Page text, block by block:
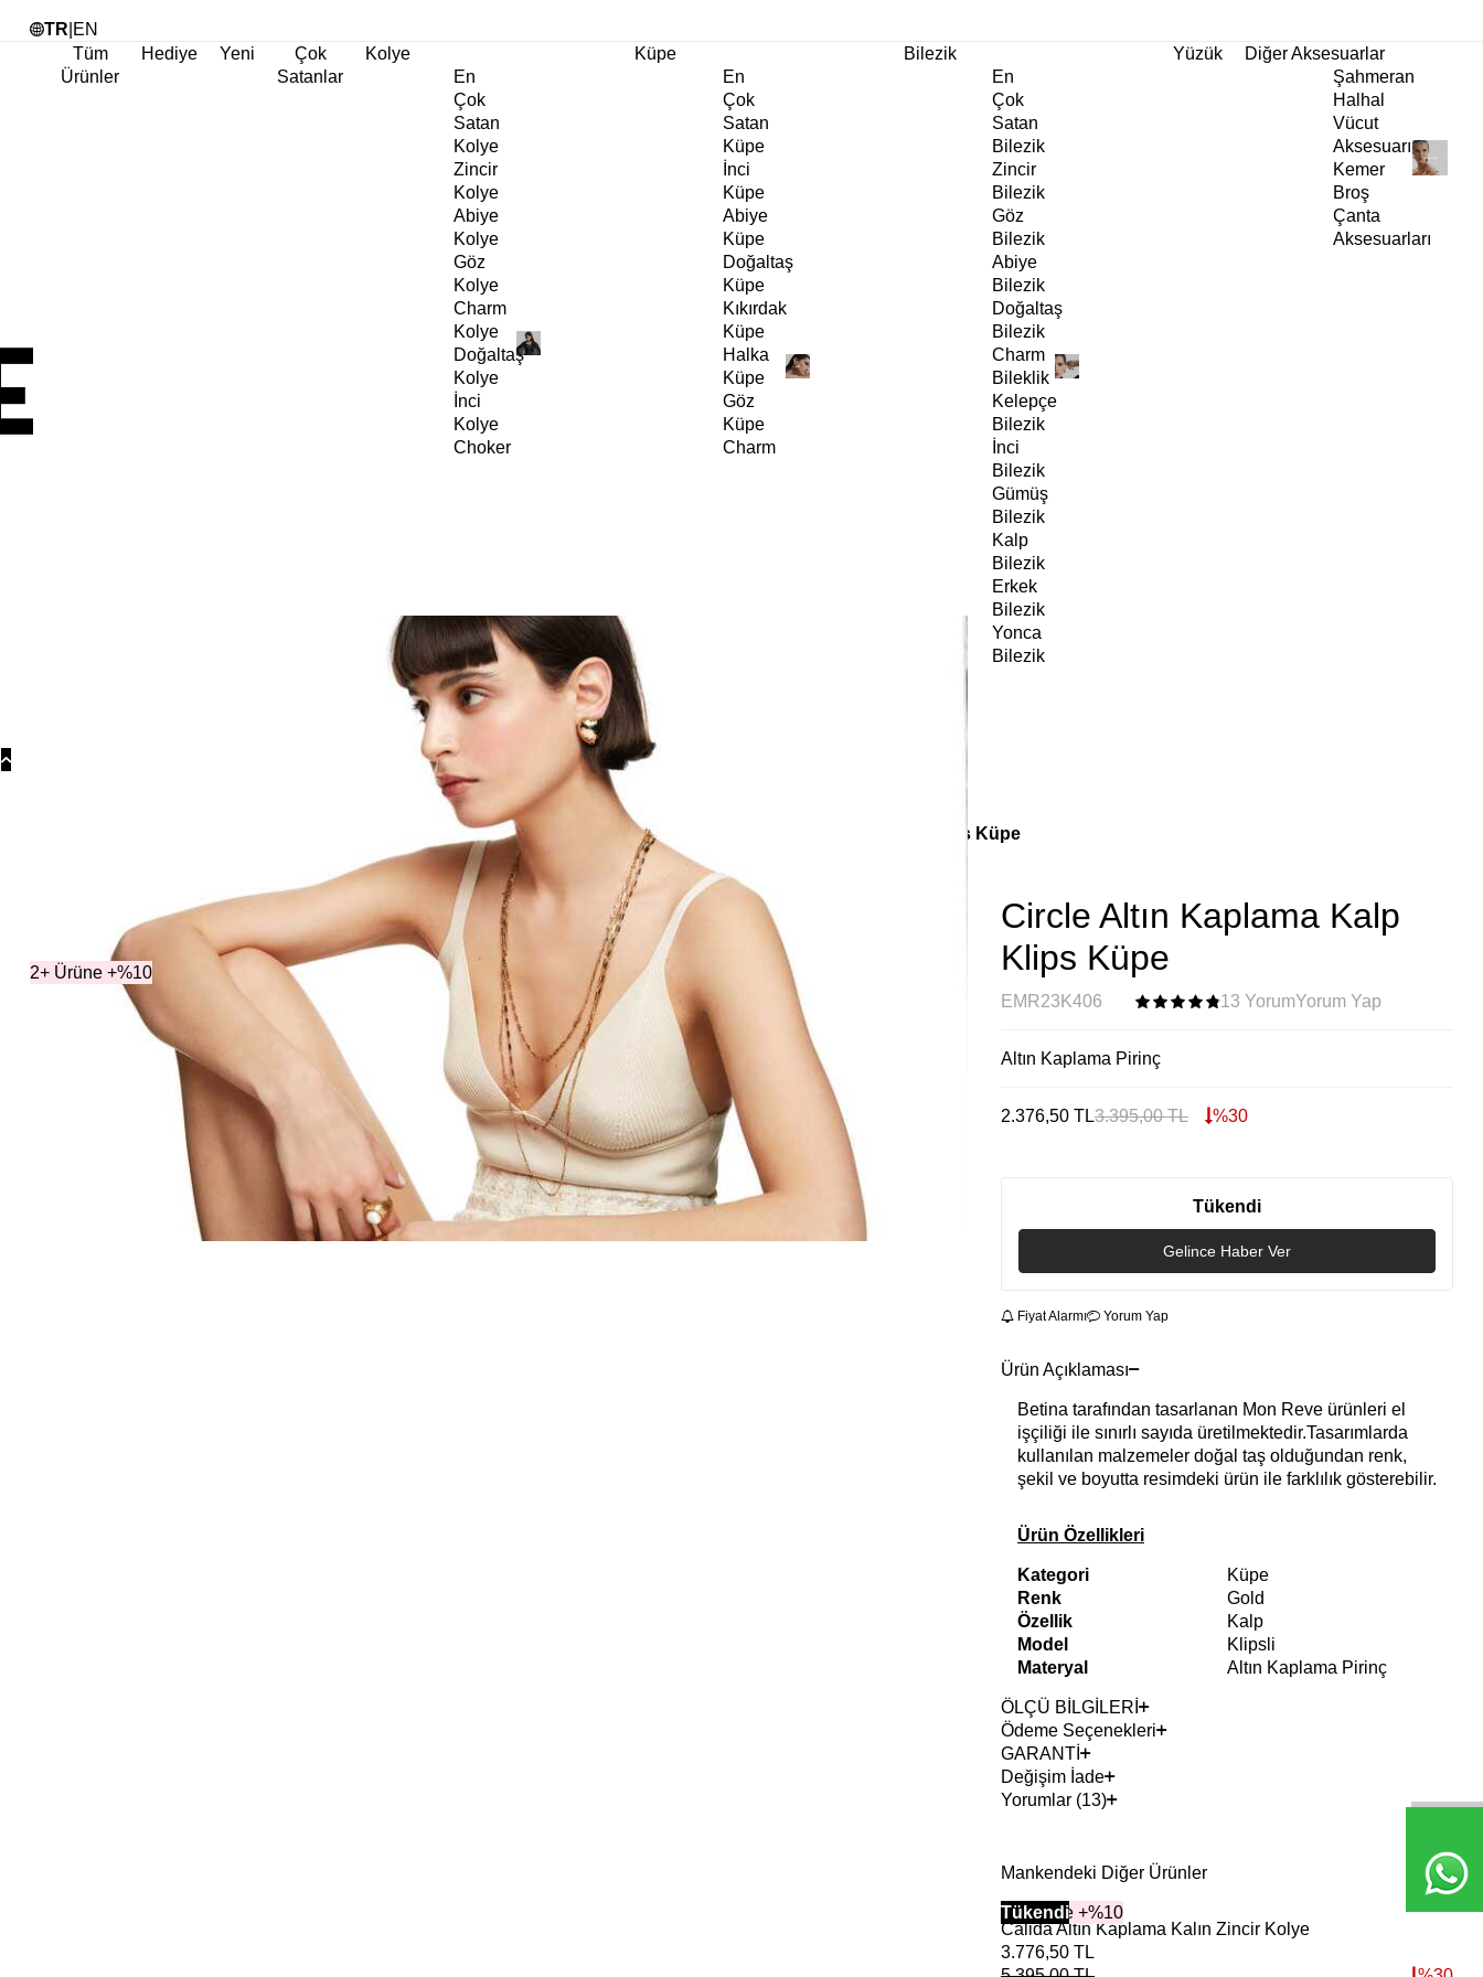
TR EN
Tüm
Ürünler
Hediye Yeni
Çok
Satanlar
Kolye
En
Çok
Satan
Kolye
Zincir
Kolye
Abiye
Kolye
Göz
Kolye
Charm
Kolye
Doğaltaş
Kolye
İnci
Kolye
Choker
Küpe
En
Çok
Satan
Küpe
İnci
Küpe
Abiye
Küpe
Doğaltaş
Küpe
Kıkırdak
Küpe
Halka
Küpe
Göz
Küpe
Charm
Bilezik
En
Çok
Satan
Bilezik
Zincir
Bilezik
Göz
Bilezik
Abiye
Bilezik
Doğaltaş
Bilezik
Charm
Bileklik
Kelepçe
Bilezik
İnci
Bilezik
Gümüş
Bilezik
Kalp
Bilezik
Erkek
Bilezik
Yonca
Bilezik
Yüzük
Diğer Aksesuarlar
Şahmeran
Halhal
Vücut
Aksesuarı
Kemer
Broş
Çanta
Aksesuarları
Kategoriler Charm Küpe Circle Altın Kaplama Kalp Klips Küpe
2+ Ürüne +%10
Circle Altın Kaplama Kalp
Klips Küpe
EMR23K406 13 YorumYorum Yap
Altın Kaplama Pirinç
2.376,50 TL3.395,00TL %30
Tükendi
Gelince Haber Ver
Fiyat Alarmı Yorum Yap
Ürün Açıklaması
Betina tarafından tasarlanan Mon Reve ürünleri el
işçiliği ile sınırlı sayıda üretilmektedir.Tasarımlarda
kullanılan malzemeler doğal taş olduğundan renk,
şekil ve boyutta resimdeki ürün ile farklılık gösterebilir.
Ürün Özellikleri
Kategori
Küpe
Renk
Gold
Özellik
Kalp
Model
Klipsli
Materyal
Altın Kaplama Pirinç
ÖLÇÜ BİLGİLERİ
Ödeme Seçenekleri
GARANTİ
Değişim İade
Yorumlar (13)
Mankendeki Diğer Ürünler
2+ Ürüne +%10
Tükendi
Calida Altın Kaplama Kalın Zincir Kolye
3.776,50 TL
2+